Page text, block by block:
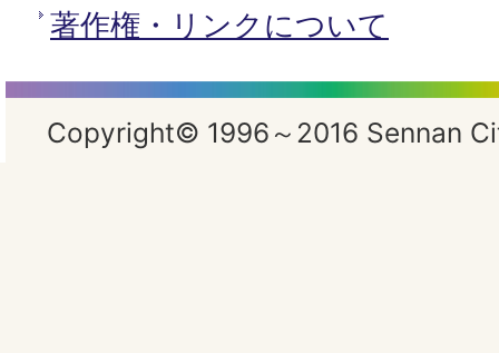
著作権・リンクについて
Copyright© 1996～2016 Sennan